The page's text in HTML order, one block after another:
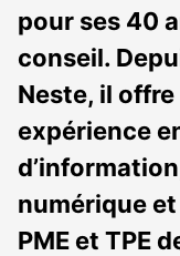
pour ses 40
conseil.
Neste, il
expérience
numérique
PME et TPE